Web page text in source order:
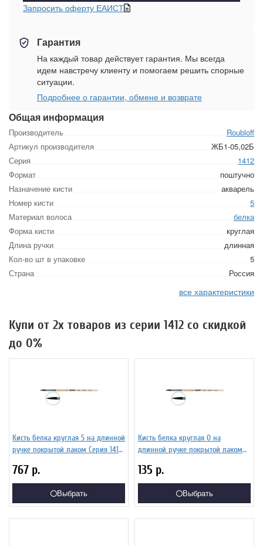
Общая информация
Производитель
Roubloff
Артикул производителя
ЖБ1-05,02Б
Серия
1412
Формат
поштучно
Назначение кисти
акварель
Номер кисти
5
Материал волоса
белка
Форма кисти
круглая
Длина ручки
длинная
Кол-во шт в упаковке
5
Страна
Россия
все характеристики
Запросить оферту ЕАИСТ
Гарантия
На каждый товар действует гарантия. Мы всегда
идем навстречу клиенту и помогаем решить спорные
ситуации.
Подробнее о гарантии, обмене и возврате
Купи от 2х товаров из серии 1412 со скидкой
до 0%
Кисть белка круглая 5 на длинной
ручке покрытой лаком Серия 1412
767 р.
Выбрать
Кисть белка круглая 0 на
длинной ручке покрытой лаком
135 р.
Выбрать